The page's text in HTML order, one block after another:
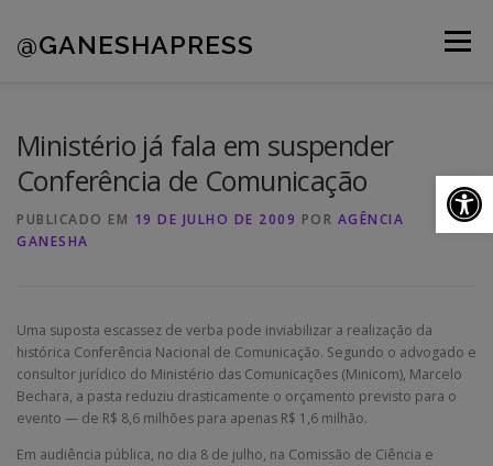
@GANESHAPRESS Menu
Ministério já fala em suspender
Conferência de Comunicação
PUBLICADO EM 19 DE JULHO DE 2009 POR AGÊNCIA
GANESHA
Uma suposta escassez de verba pode inviabilizar a realização da
histórica Conferência Nacional de Comunicação. Segundo o advogado e
consultor jurídico do Ministério das Comunicações (Minicom), Marcelo
Bechara, a pasta reduziu drasticamente o orçamento previsto para o
evento — de R$ 8,6 milhões para apenas R$ 1,6 milhão.
Em audiência pública, no dia 8 de julho, na Comissão de Ciência e